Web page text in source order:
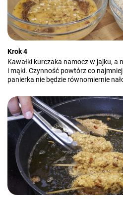
Krok 4
Kawałki kurczaka namocz w jajku, a
i mąki. Czynność powtórz co
panierka nie będzie równomiernie